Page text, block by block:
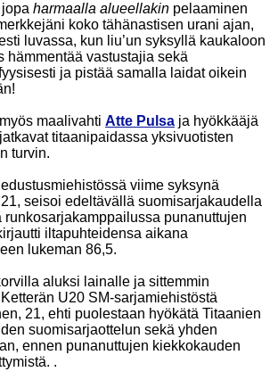
harmaalla alueellakin pelaaminen
koko tähänastisen urani ajan,
luvassa, kun liu’un syksyllä kaukaloon
hämmentää vastustajia sekä
ja pistää samalla laidat oikein
maalivahti Atte Pulsa ja hyökkääjä
jatkavat titaanipaidassa yksivuotisten
turvin.
viime syksynä
seisoi edeltävällä suomisarjakaudella
runkosarjakamppailussa punanuttujen
iltapuhteidensa aikana
lukeman 86,5.
aluksi lainalle ja sittemmin
U20 SM-sarjamiehistöstä
21, ehti puolestaan hyökätä Titaanien
suomisarjaottelun sekä yhden
ennen punanuttujen kiekkokauden
.